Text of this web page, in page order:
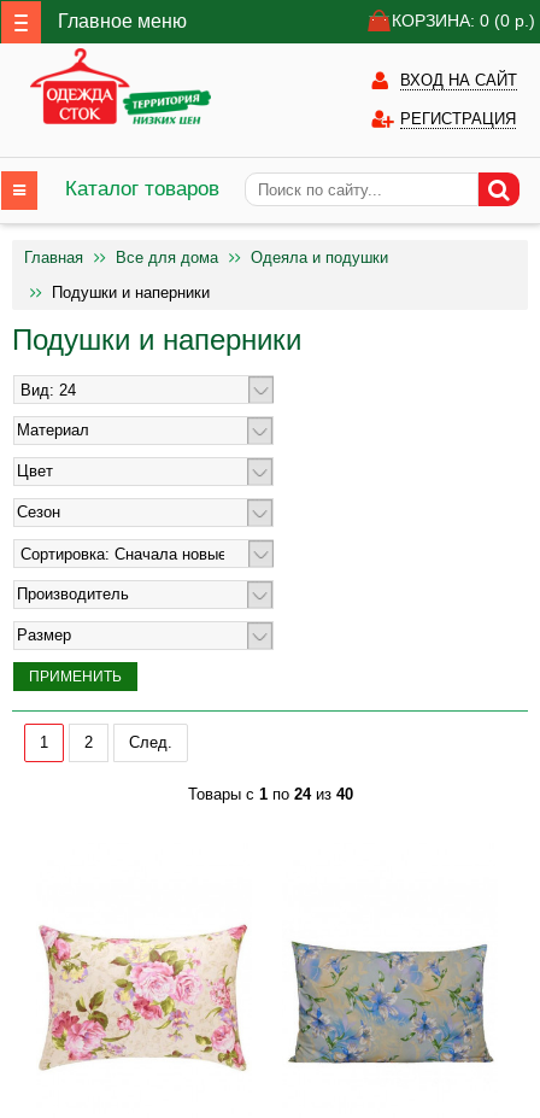
Главное меню КОРЗИНА: 0 (0 р.)
ВХОД НА САЙТ
РЕГИСТРАЦИЯ
Каталог товаров
Главная Все для дома
Одеяла и подушки
Подушки и наперники
Подушки и наперники
Материал
Цвет
Сезон
Производитель
Размер
1 2 След.
Товары с 1по 24из 40